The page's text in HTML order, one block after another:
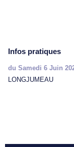
Infos pratiques
du Samedi 6 Juin
LONGJUMEAU